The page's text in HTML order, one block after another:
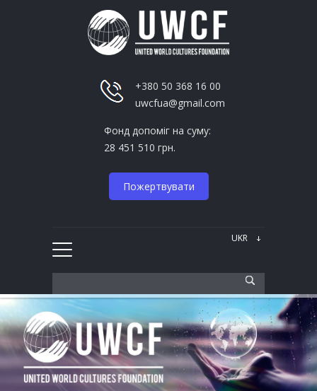
+380 50 368 16 00
uwcfua@gmail.com
Фонд допоміг на суму:
28 451 510 грн.
Пожертвувати